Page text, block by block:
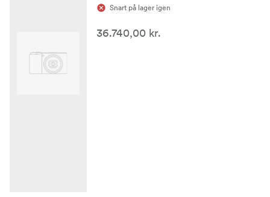
Snart på lager igen
36.740,00 kr.